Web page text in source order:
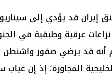
إيران قد يؤدي إلى
عرقية وطبقية في
أنه قد يرضي صقور واشنطن
المجاورة؛ إذ إن